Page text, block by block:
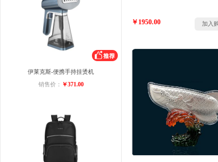
伊莱克斯-便携手持挂烫机
销售价： ￥371.00
￥1950.00 加入